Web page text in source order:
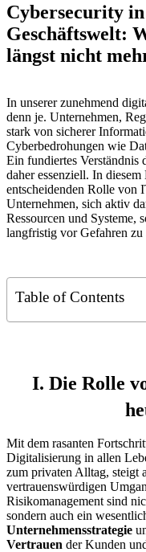
Cybersecurity
Geschäftswelt:
längst nicht
In unserer zunehmend
denn je. Unternehmen,
stark von sicherer
Cyberbedrohungen wie
Ein fundiertes Verständnis
daher essenziell. In
entscheidenden Rolle von
Unternehmen, sich aktiv
Ressourcen und Systeme,
langfristig vor Gefahren zu
Table of Contents
I. Die Rolle
Mit dem rasanten
Digitalisierung in allen
zum privaten Alltag, steigt
vertrauenswürdigen
Risikomanagement sind
sondern auch ein
Unternehmensstrategie
Vertrauen der Kunden